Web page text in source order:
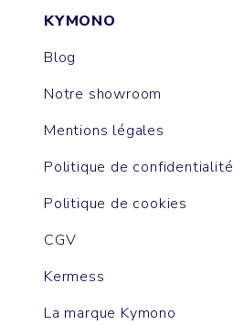
KYMONO
Blog
Notre showroom
Mentions légales
Politique de confidentialité
Politique de cookies
CGV
Kermess
La marque Kymono